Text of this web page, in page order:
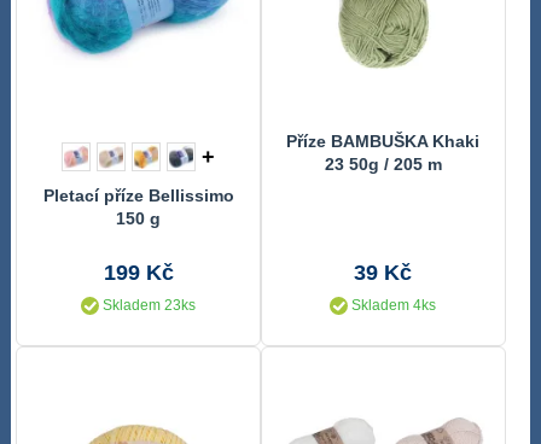
+
Pletací příze Bellissimo
150 g
199 Kč
Skladem 23ks
Příze BAMBUŠKA Khaki
23 50g / 205 m
39 Kč
Skladem 4ks